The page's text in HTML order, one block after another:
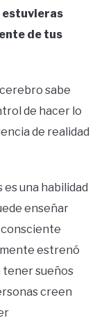
estuvieras
de tus
sabe
de hacer lo
de realidad
una habilidad
enseñar
consciente
estrenó
tener sueños
creen